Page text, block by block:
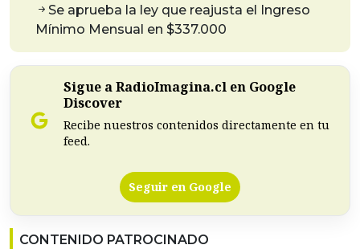
Se aprueba la ley que reajusta el Ingreso
Mínimo Mensual en $337.000
Sigue a RadioImagina.cl en Google
Discover
Recibe nuestros contenidos directamente en tu
feed.
Seguir en Google
CONTENIDO PATROCINADO